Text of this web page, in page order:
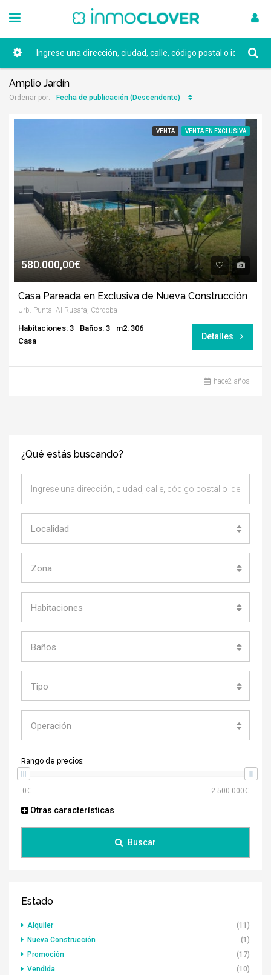
Amplio Jardín
Ordenar por: Fecha de publicación (Descendente)
VENTA VENTA EN EXCLUSIVA
580.000,00€
Casa Pareada en Exclusiva de Nueva Construcción
Urb. Puntal Al Rusafa, Córdoba
Habitaciones: 3 Baños: 3
m2: 306
Casa
Detalles
hace2 años
¿Qué estás buscando?
Localidad
Zona
Habitaciones
Baños
Tipo
Operación
Rango de precios:
Otras características
Buscar
Estado
Alquiler
(11)
Nueva Construcción
(1)
Promoción
(17)
Vendida
(10)